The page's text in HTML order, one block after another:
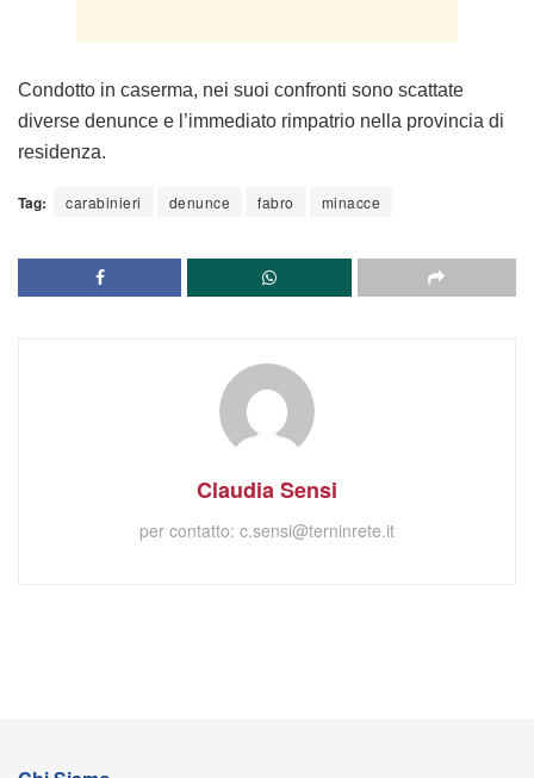
Condotto in caserma, nei suoi confronti sono scattate
diverse denunce e l’immediato rimpatrio nella provincia di
residenza.
Tag: carabinieri denunce fabro minacce
Claudia Sensi
per contatto: c.sensi@terninrete.it